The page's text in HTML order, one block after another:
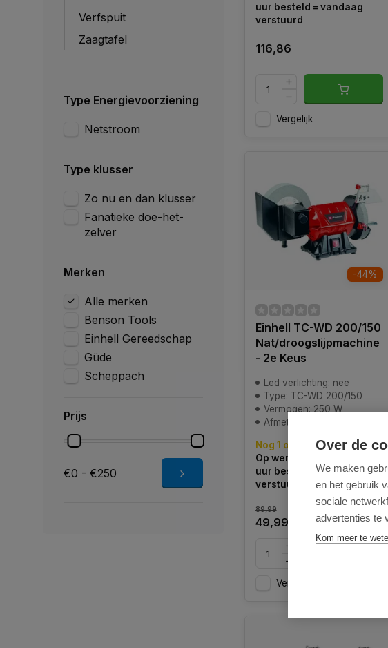
Verfspuit
Zaagtafel
Type Energievoorziening
Netstroom
Type klusser
Zo nu en dan klusser
Fanatieke doe-het-
zelver
Merken
Alle merken
Benson Tools
Einhell Gereedschap
Güde
Scheppach
Prijs
€0 - €250
uur besteld = vandaag
verstuurd
116,86
Vergelijk
-44%
Einhell TC-WD 200/150
Nat/droogslijpmachine
- 2e Keus
Led verlichting: nee
Type: TC-WD 200/150
Vermogen: 250 W
Afmeting (LxBxH): 290 x 458 x 305 mm
Nog 1 op voorraad
Op werkdagen voor 22.00
uur besteld = vandaag
verstuurd
89,99
49,99
Vergelijk
Over de
We maken
en het gebruik
sociale
advertenties te
Kom meer te